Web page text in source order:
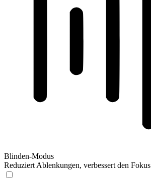
Blinden-Modus
Reduziert Ablenkungen, verbessert den Fokus